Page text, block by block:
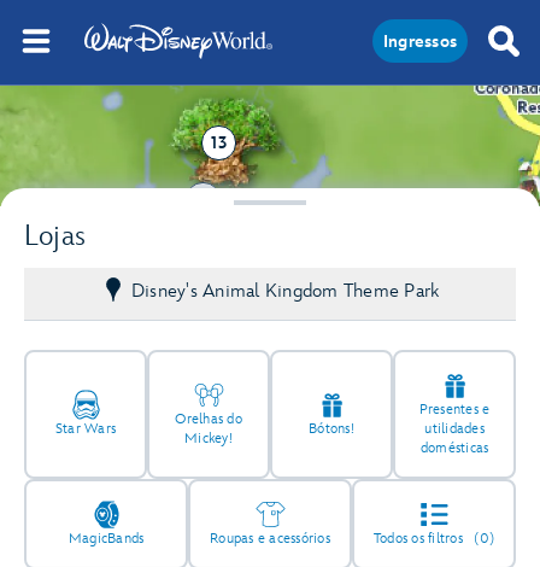
Ingressos
Lojas
Disney's Animal Kingdom Theme Park
Star Wars
Orelhas do
Mickey!
Bótons!
Presentes e
utilidades
domésticas
MagicBands Roupas e acessórios Todos os filtros(0)
13